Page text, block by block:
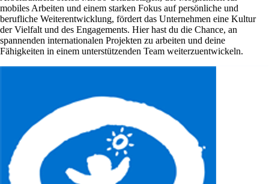
mobiles Arbeiten und einem starken Fokus auf persönliche und
berufliche Weiterentwicklung, fördert das Unternehmen eine Kultur
der Vielfalt und des Engagements. Hier hast du die Chance, an
spannenden internationalen Projekten zu arbeiten und deine
Fähigkeiten in einem unterstützenden Team weiterzuentwickeln.